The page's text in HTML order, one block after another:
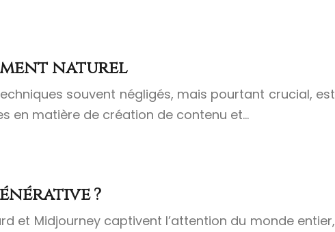
naturel
souvent négligés, mais pourtant crucial, est
en matière de création de contenu et…
?
et Midjourney captivent l’attention du monde entier,